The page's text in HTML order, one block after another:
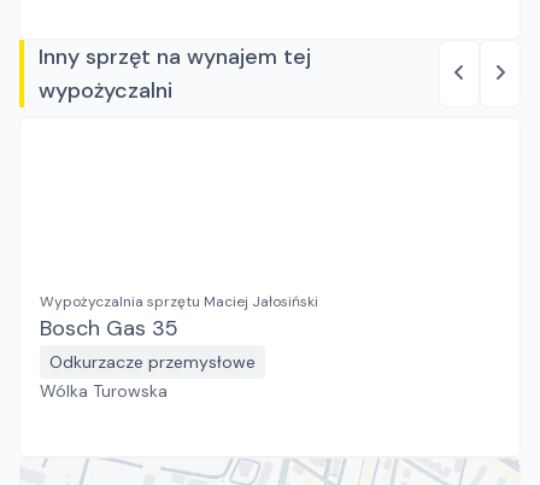
Inny sprzęt na wynajem tej
wypożyczalni
Wypożyczalnia sprzętu Maciej Jałosiński
Bosch Gas 35
Odkurzacze przemysłowe
Wólka Turowska